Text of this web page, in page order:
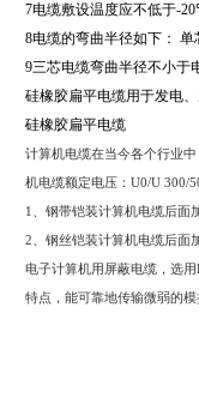
7电缆敷设温度应不低于-20
8电缆的弯曲半径如下： 单
9三芯电缆弯曲半径不小于
硅橡胶扁平电缆用于发电
硅橡胶扁平电缆
计算机电缆在当今各个行业
机电缆额定电压： U0/U 300/
1
、钢带铠装计算机电缆后面
2 、钢丝铠装计算机电缆后面
电子计算机用屏蔽电缆，选用
特点，能可靠地传输微弱的